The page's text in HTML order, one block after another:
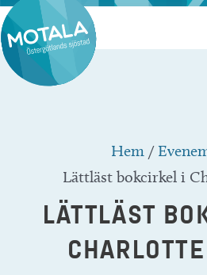
Hoppa
till
innehåll
Hem /
Lättläst bokcirkel i
LÄTTLÄST